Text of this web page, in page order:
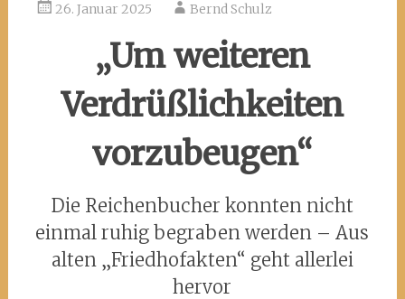
26. Januar 2025 Bernd Schulz
„Um weiteren
Verdrüßlichkeiten
vorzubeugen“
Die Reichenbucher konnten nicht
einmal ruhig begraben werden – Aus
alten „Friedhofakten“ geht allerlei
hervor